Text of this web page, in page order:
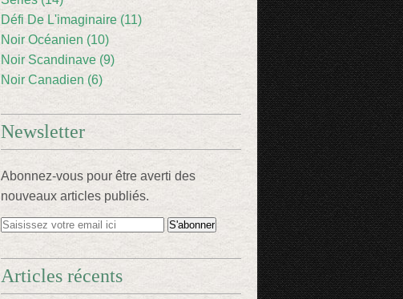
Défi De L'imaginaire (11)
Noir Océanien (10)
Noir Scandinave (9)
Noir Canadien (6)
Newsletter
Abonnez-vous pour être averti des
nouveaux articles publiés.
Articles récents